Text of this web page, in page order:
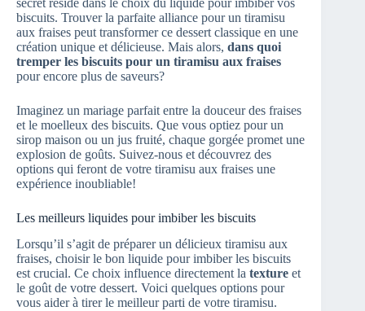
biscuits. Trouver la parfaite alliance pour un tiramisu
aux fraises peut transformer ce dessert classique en une
création unique et délicieuse. Mais alors, dans quoi
tremper les biscuits pour un tiramisu aux fraises
pour encore plus de saveurs?
Imaginez un mariage parfait entre la douceur des fraises
et le moelleux des biscuits. Que vous optiez pour un
sirop maison ou un jus fruité, chaque gorgée promet une
explosion de goûts. Suivez-nous et découvrez des
options qui feront de votre tiramisu aux fraises une
expérience inoubliable!
Les meilleurs liquides pour imbiber les biscuits
Lorsqu’il s’agit de préparer un délicieux tiramisu aux
fraises, choisir le bon liquide pour imbiber les biscuits
est crucial. Ce choix influence directement la texture et
le goût de votre dessert. Voici quelques options pour
vous aider à tirer le meilleur parti de votre tiramisu.